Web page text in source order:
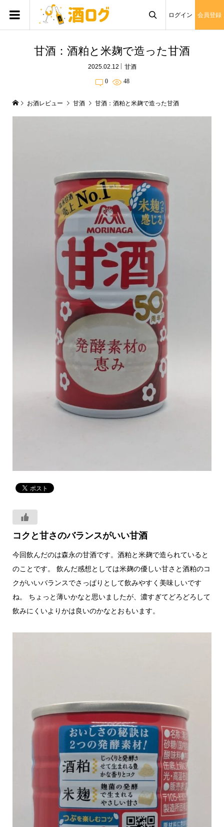
ログイン 会員登録
甘酒：酒粕と米麹で造った甘酒
2025.02.12 甘酒
0 48
お酒レビュー 甘酒 甘酒：酒粕と米麹で造った甘酒
コクと甘さのバランスがいい甘酒
今回飲んだのは森永の甘酒です。酒粕と米麹で造られていると
のことです。 飲んだ感想としては米麹の優しい甘さと酒粕のコ
クがいいバランスでさっぱりとして飲みやすく美味しいです
ね。 ちょっと薄いかなと思いましたが、濃すぎてどろどろして
飲みにくいよりかは良いのかなとおもいます。